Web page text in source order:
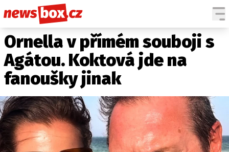
DOMÁCÍ
ZAHRANIČÍ
POČASÍ
KRIMI
EKONOMIKA
KULTURA
SPOLEČNOST
ČESKÉ CELEBRITY
SVĚTOVÉ CELEBRITY
Ornella v přímém souboji s
Agátou. Koktová jde na
fanoušky jinak